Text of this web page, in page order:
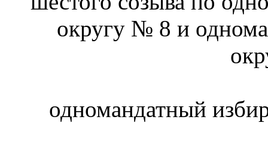
округу № 8 и
одномандатный